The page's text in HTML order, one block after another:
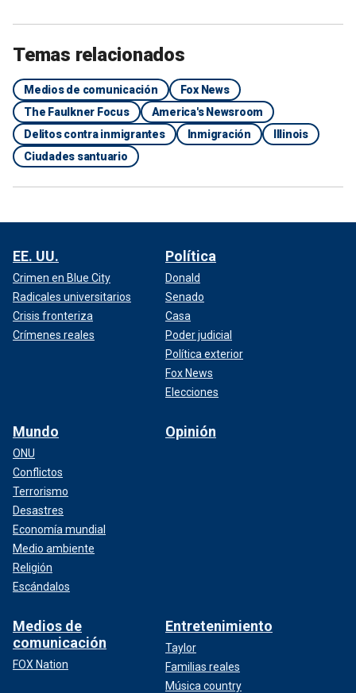
Temas relacionados
Medios de comunicación
Fox News
The Faulkner Focus
America's Newsroom
Delitos contra inmigrantes
Inmigración
Illinois
Ciudades santuario
EE. UU.
Crimen en Blue City
Radicales universitarios
Crisis fronteriza
Crímenes reales
Política
Donald
Senado
Casa
Poder judicial
Política exterior
Fox News
Elecciones
Mundo
ONU
Conflictos
Terrorismo
Desastres
Economía mundial
Medio ambiente
Religión
Escándalos
Opinión
Medios de
comunicación
FOX Nation
Entretenimiento
Taylor
Familias reales
Música country